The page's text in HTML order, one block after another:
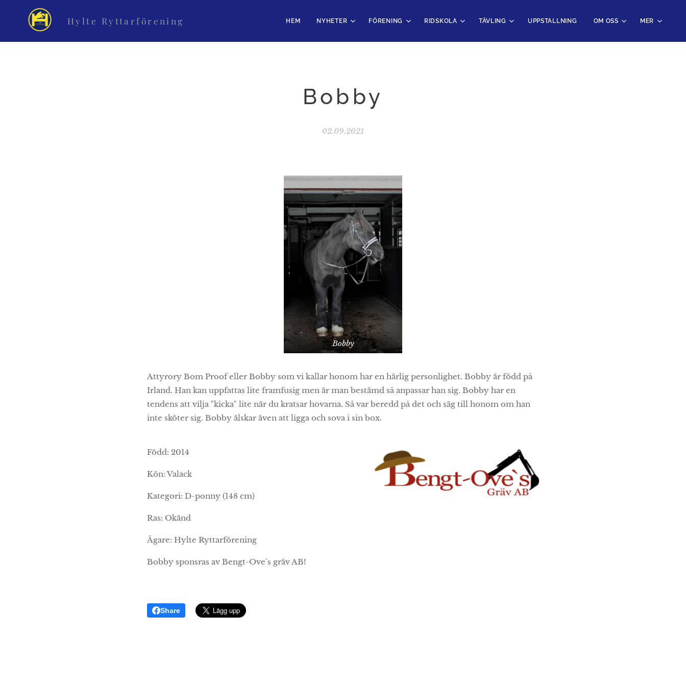
Hylte Ryttarförening HEM NYHETER FÖRENING RIDSKOLA TÄVLING UPPSTALLNING OM OSS MER
Bobby
02.09.2021
Bobby
Attyrory Bom Proof eller Bobby som vi kallar honom har en härlig personlighet. Bobby är född på
Irland. Han kan uppfattas lite framfusig men är man bestämd så anpassar han sig. Bobby har en
tendens att vilja "kicka" lite när du kratsar hovarna. Så var beredd på det och säg till honom om han
inte sköter sig. Bobby älskar även att ligga och sova i sin box.
Född: 2014
Kön: Valack
Kategori: D-ponny (148 cm)
Ras: Okänd
Ägare: Hylte Ryttarförening
Bobby sponsras av Bengt-Ove`s gräv AB!
Share